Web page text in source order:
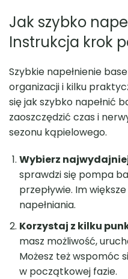
Jak szybko
Instrukcja krok
Szybkie napełnienie
organizacji i kilku
się jak szybko napełnić
zaoszczędzić czas i
sezonu kąpielowego.
Wybierz
sprawdzi się pompa
przepływie. Im
napełniania.
Korzystaj z kilku
masz możliwość,
Możesz też wspomóc
w początkowej fazie.